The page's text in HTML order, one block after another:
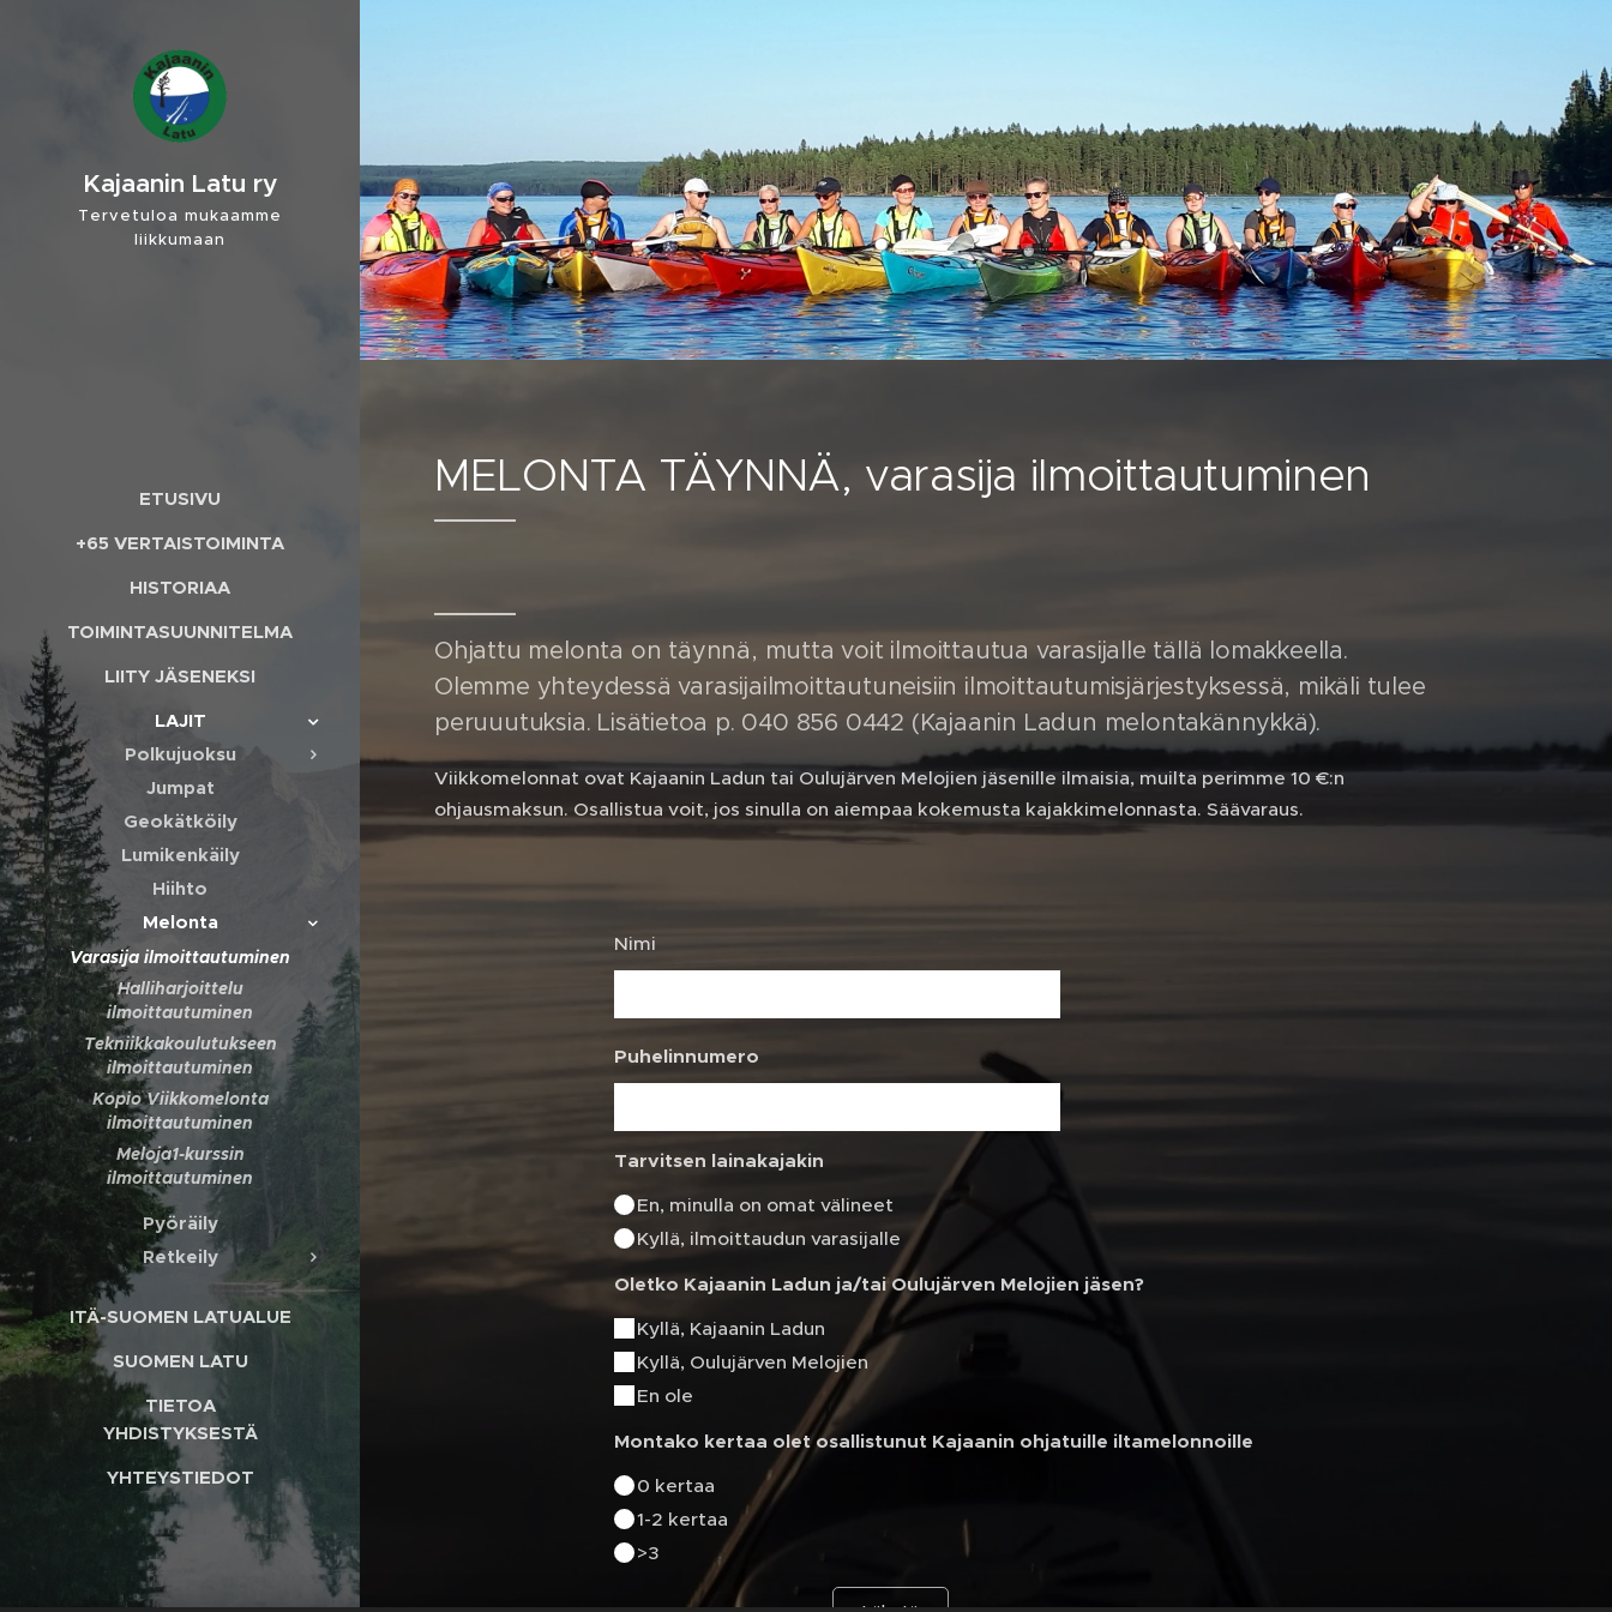
Kajaanin Latu ry
Tervetuloa mukaamme
liikkumaan
ETUSIVU
+65 VERTAISTOIMINTA
HISTORIAA
TOIMINTASUUNNITELMA
LIITY JÄSENEKSI
LAJIT
Polkujuoksu
Jumpat
Geokätköily
Lumikenkäily
Hiihto
Melonta
Varasija ilmoittautuminen
Halliharjoittelu
ilmoittautuminen
Tekniikkakoulutukseen
ilmoittautuminen
Kopio Viikkomelonta
ilmoittautuminen
Meloja1-kurssin
ilmoittautuminen
Pyöräily
Retkeily
ITÄ-SUOMEN LATUALUE
SUOMEN LATU
TIETOA
YHDISTYKSESTÄ
YHTEYSTIEDOT
MELONTA TÄYNNÄ, varasija ilmoittautuminen
Ohjattu melonta on täynnä, mutta voit ilmoittautua varasijalle tällä lomakkeella.
Olemme yhteydessä varasijailmoittautuneisiin ilmoittautumisjärjestyksessä, mikäli tulee
peruuutuksia. Lisätietoa p. 040 856 0442 (Kajaanin Ladun melontakännykkä).
Viikkomelonnat ovat Kajaanin Ladun tai Oulujärven Melojien jäsenille ilmaisia, muilta perimme 10 €:n
ohjausmaksun. Osallistua voit, jos sinulla on aiempaa kokemusta kajakkimelonnasta. Säävaraus.
Nimi
Puhelinnumero
Tarvitsen lainakajakin
En, minulla on omat välineet
Kyllä, ilmoittaudun varasijalle
Oletko Kajaanin Ladun ja/tai Oulujärven Melojien jäsen?
Kyllä, Kajaanin Ladun
Kyllä, Oulujärven Melojien
En ole
Montako kertaa olet osallistunut Kajaanin ohjatuille iltamelonnoille
0 kertaa
1-2 kertaa
>3